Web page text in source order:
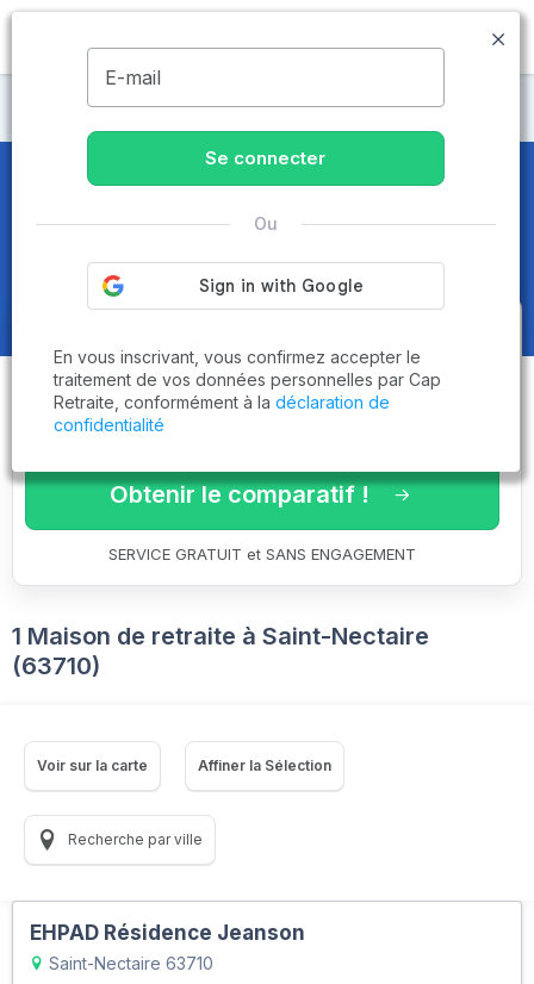
MENU
Maisons de retraite Puy-de-Dôme
Maisons de retraite et EHPAD
Saint-Nectaire (63710)
Obtenez le
comparatif des
établissementsadaptés à vos
critères en 3 minutes !
Obtenir le comparatif !
SERVICE GRATUIT et SANS ENGAGEMENT
1 Maison de retraite à Saint-Nectaire
(63710)
Voir sur la carte Affiner la Sélection
Recherche par ville
EHPAD Résidence Jeanson
Saint-Nectaire 63710
E-mail
Se connecter
Ou
En vous inscrivant, vous confirmez accepter le
traitement de vos données personnelles par Cap
Retraite, conformément à la déclaration de
confidentialité